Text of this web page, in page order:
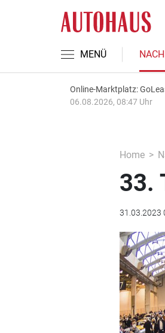
MENÜ
Online-Marktplatz:
06.08.2026, 08:47 Uhr
Home
33.
31.03.2023